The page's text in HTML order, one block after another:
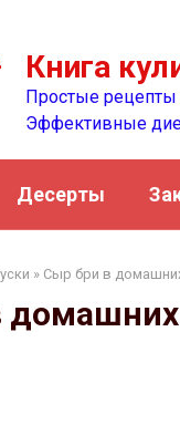
Книга
Простые
Эффективные
Десерты
» Сыр бри в